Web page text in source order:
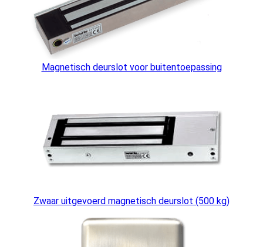
Magnetisch deurslot voor buitentoepassing
Zwaar uitgevoerd magnetisch deurslot (500 kg)